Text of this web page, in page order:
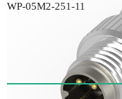
WP-05M2-251-11